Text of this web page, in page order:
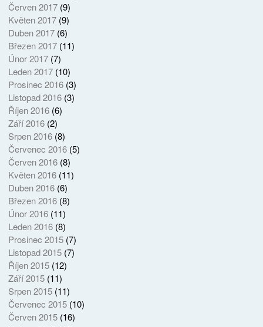
Červen 2017(9)
Květen 2017(9)
Duben 2017(6)
Březen 2017(11)
Únor 2017(7)
Leden 2017(10)
Prosinec 2016(3)
Listopad 2016(3)
Říjen 2016(6)
Září 2016(2)
Srpen 2016(8)
Červenec 2016(5)
Červen 2016(8)
Květen 2016(11)
Duben 2016(6)
Březen 2016(8)
Únor 2016(11)
Leden 2016(8)
Prosinec 2015(7)
Listopad 2015(7)
Říjen 2015(12)
Září 2015(11)
Srpen 2015(11)
Červenec 2015(10)
Červen 2015(16)